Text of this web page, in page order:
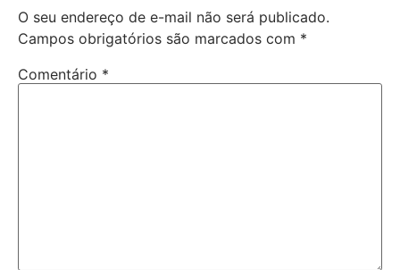
O seu endereço de e-mail não será publicado.
Campos obrigatórios são marcados com *
Comentário *